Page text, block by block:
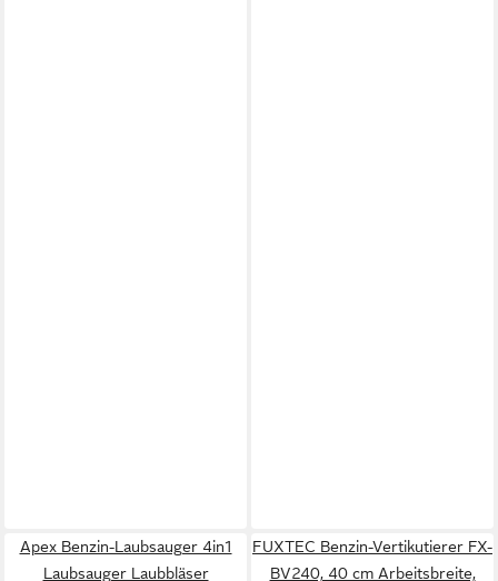
Apex Benzin-Laubsauger 4in1
Laubsauger Laubbläser
FUXTEC Benzin-Vertikutierer FX-
BV240, 40 cm Arbeitsbreite,